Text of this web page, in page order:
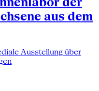
aus dem
Ausstellung über